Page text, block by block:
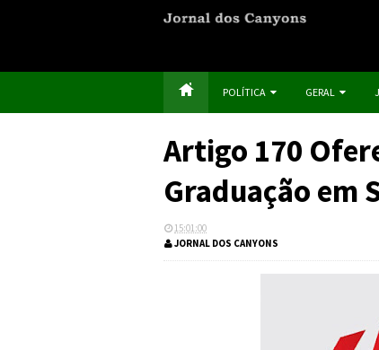
POLÍTICA GERAL
Artigo 170
Graduação em
15:01:00
JORNAL DOS CANYONS